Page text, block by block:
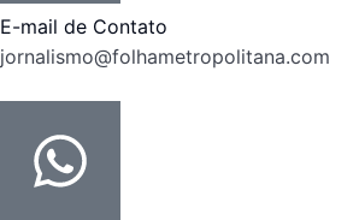
E-mail de Contato
jornalismo@folhametropolitana.com